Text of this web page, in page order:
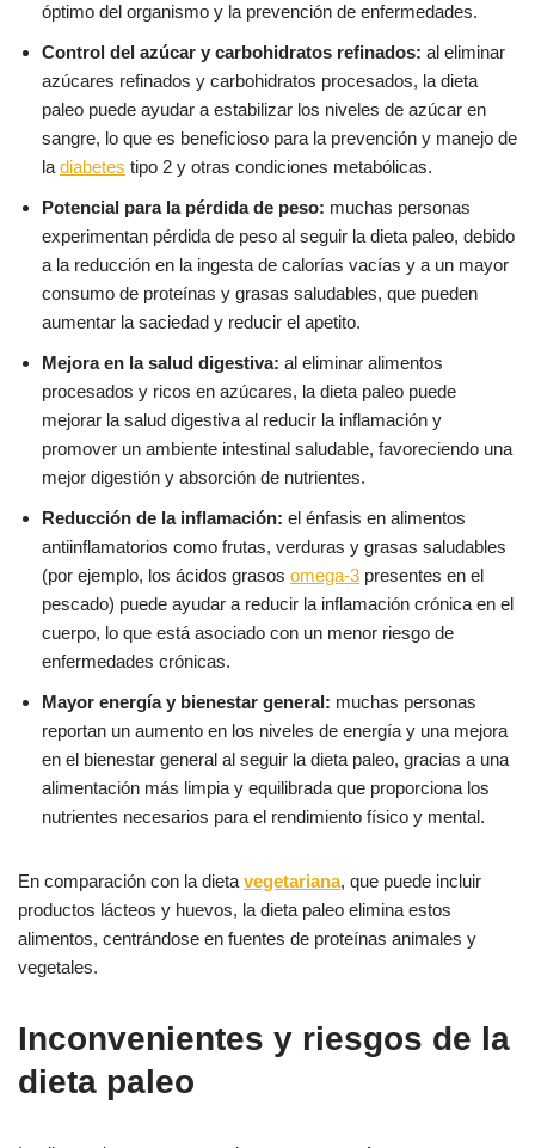
óptimo del organismo y la prevención de enfermedades.
Control del azúcar y carbohidratos refinados: al eliminar
azúcares refinados y carbohidratos procesados, la dieta
paleo puede ayudar a estabilizar los niveles de azúcar en
sangre, lo que es beneficioso para la prevención y manejo de
la diabetes tipo 2 y otras condiciones metabólicas.
Potencial para la pérdida de peso: muchas personas
experimentan pérdida de peso al seguir la dieta paleo, debido
a la reducción en la ingesta de calorías vacías y a un mayor
consumo de proteínas y grasas saludables, que pueden
aumentar la saciedad y reducir el apetito.
Mejora en la salud digestiva: al eliminar alimentos
procesados y ricos en azúcares, la dieta paleo puede
mejorar la salud digestiva al reducir la inflamación y
promover un ambiente intestinal saludable, favoreciendo una
mejor digestión y absorción de nutrientes.
Reducción de la inflamación: el énfasis en alimentos
antiinflamatorios como frutas, verduras y grasas saludables
(por ejemplo, los ácidos grasos omega-3 presentes en el
pescado) puede ayudar a reducir la inflamación crónica en el
cuerpo, lo que está asociado con un menor riesgo de
enfermedades crónicas.
Mayor energía y bienestar general: muchas personas
reportan un aumento en los niveles de energía y una mejora
en el bienestar general al seguir la dieta paleo, gracias a una
alimentación más limpia y equilibrada que proporciona los
nutrientes necesarios para el rendimiento físico y mental.
En comparación con la dieta vegetariana, que puede incluir
productos lácteos y huevos, la dieta paleo elimina estos
alimentos, centrándose en fuentes de proteínas animales y
vegetales.
Inconvenientes y riesgos de la
dieta paleo